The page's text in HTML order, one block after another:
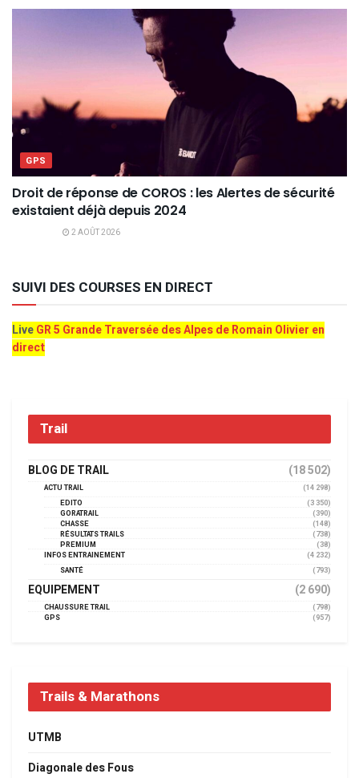
GPS
Droit de réponse de COROS : les Alertes de sécurité
existaient déjà depuis 2024
2 AOÛT 2026
SUIVI DES COURSES EN DIRECT
LiveGR 5 Grande Traversée des Alpes de Romain Olivier en
direct
Trail
BLOG DE TRAIL (18 502)
ACTU TRAIL
(14 298)
EDITO
(3 350)
GORATRAIL
(390)
CHASSE
(148)
RÉSULTATS TRAILS
(738)
PREMIUM
(38)
INFOS ENTRAINEMENT
(4 232)
SANTÉ
(793)
EQUIPEMENT (2 690)
CHAUSSURE TRAIL
(798)
GPS
(957)
Trails & Marathons
UTMB
Diagonale des Fous